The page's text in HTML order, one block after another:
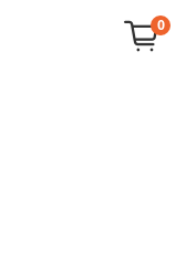
0